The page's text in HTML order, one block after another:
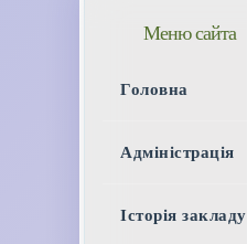
Меню сайта
Головна
Адміністрація
Історія закладу